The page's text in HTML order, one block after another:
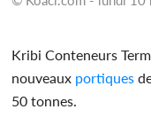
Kribi Conteneurs
nouveaux portiques
50 tonnes.